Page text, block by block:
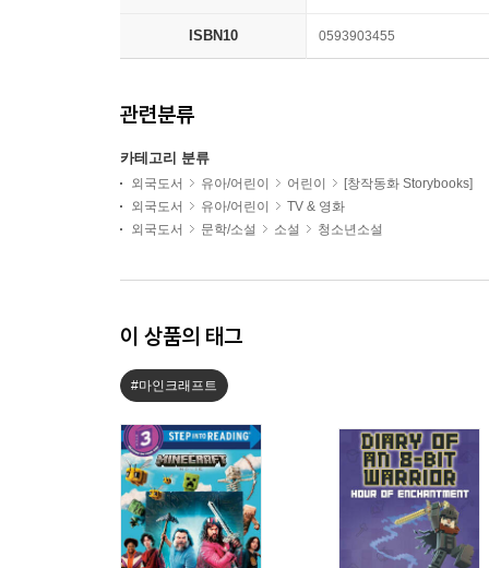
ISBN10 0593903455
관련분류
카테고리 분류
외국도서 유아/어린이 어린이
[창작동화 Storybooks]
외국도서
유아/어린이
TV & 영화
외국도서
문학/소설 소설 청소년소설
이 상품의 태그
#마인크래프트